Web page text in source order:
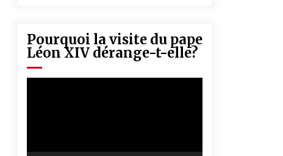
Pourquoi la visite du pape
Léon XIV dérange-t-elle?